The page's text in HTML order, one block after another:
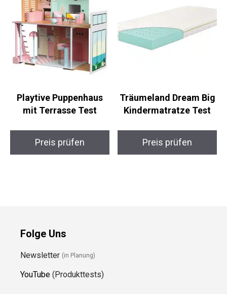
Playtive Puppenhaus
mit Terrasse Test
Preis prüfen
Träumeland Dream Big
Kindermatratze Test
Preis prüfen
Folge Uns
Newsletter (in Planung)
YouTube (Produkttests)